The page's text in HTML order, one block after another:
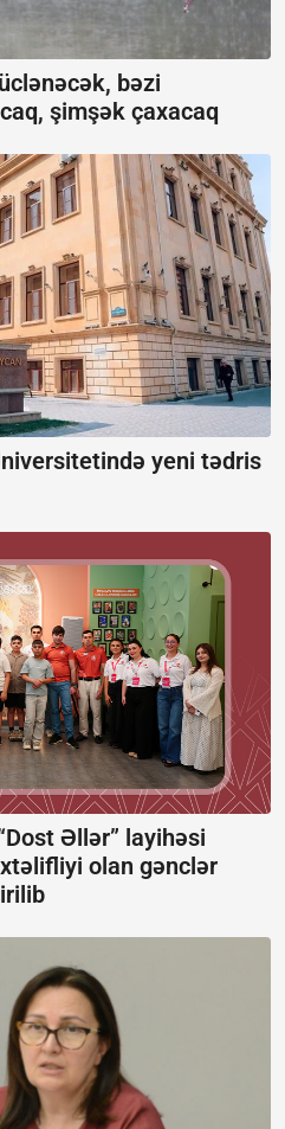
bəzi
şimşək çaxacaq
yeni tədris
Əllər” layihəsi
olan gənclər